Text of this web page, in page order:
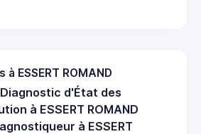
ESSERT ROMAND
Diagnostic d'État des
à ESSERT ROMAND
à ESSERT